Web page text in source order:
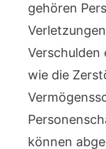
gehören
Verschulden
wie die
können